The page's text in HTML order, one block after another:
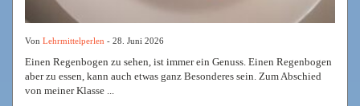
Von Lehrmittelperlen - 28. Juni 2026
Einen Regenbogen zu sehen, ist immer ein Genuss. Einen Regenbogen
aber zu essen, kann auch etwas ganz Besonderes sein. Zum Abschied
von meiner Klasse ...